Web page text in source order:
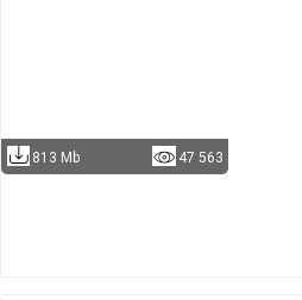
813 Mb 47 563